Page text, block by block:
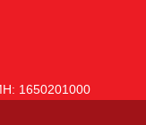
1650201000